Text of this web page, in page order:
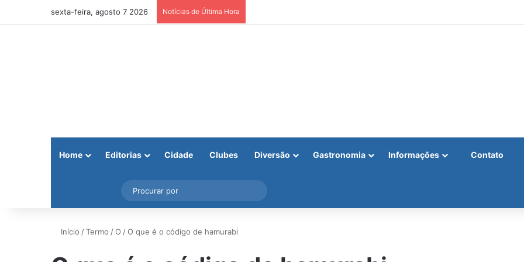
sexta-feira, agosto 7 2026 Notícias de Última Hora
Home Editorias Cidade Clubes Diversão Gastronomia Informações Contato
Instagram
Barra Lateral
por
Início /Termo /O /O que é o código de hamurabi